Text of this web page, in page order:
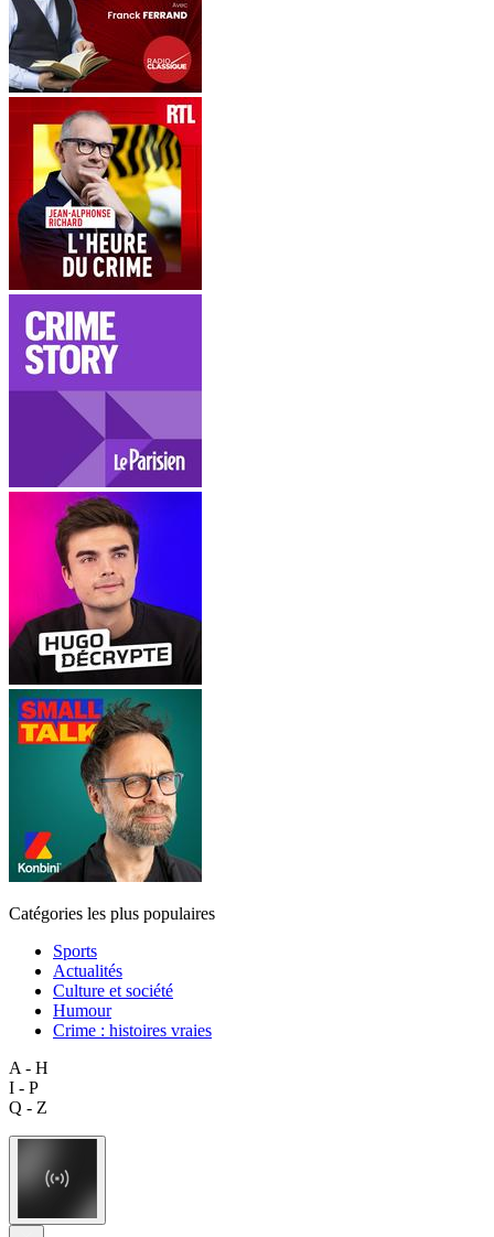
Catégories les plus populaires
Sports
Actualités
Culture et société
Humour
Crime : histoires vraies
A - H
I - P
Q - Z